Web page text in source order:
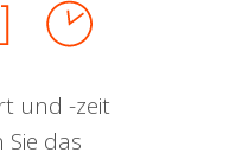
und -zeit
das